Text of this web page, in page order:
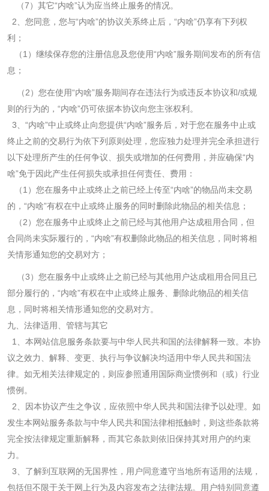
（7）其它“内啥”认为应当终止服务的情况。
2 、您同意，您与“内啥”的协议关系终止后，“内啥”仍享有下列权
利；
（1 ）继续保存您的注册信息及您使用“内啥”服务期间发布的所有信
息；
（2）您在使用“内啥”服务期间存在违法行为或违反本协议和/或规
则的行为的，“内啥”仍可依据本协议向您主张权利。
3 、“内啥”中止或终止向您提供“内啥”服务后，对于您在服务中止或
终止之前的交易行为依下列原则处理，您应独力处理并完全承担进行
以下处理所产生的任何争议、损失或增加的任何费用，并应确保“内
啥”免于因此产生任何损失或承担任何责任、费用：
（1 ）您在服务中止或终止之前已经上传至“内啥”的物品尚未交易
的，“内啥”有权在中止或终止服务的同时删除此物品的相关信息；
（2）您在服务中止或终止之前已经与其他用户达成租用合同，但
合同尚未实际履行的，“内啥”有权删除此物品的相关信息，同时将相
关情形通知您的交易对方；
（3）您在服务中止或终止之前已经与其他用户达成租用合同且已
部分履行的，“内啥”有权在中止或终止服务、删除此物品的相关信
息，同时将相关情形通知您的交易对方。
九、法律适用、管辖与其它
1
、本网站信息服务条款要与中华人民共和国的法律解释一致。本协
议之效力、解释、变更、执行与争议解决均适用中华人民共和国法
律。如无相关法律规定的，则应参照通用国际商业惯例和（或）行业
惯例。
2 、因本协议产生之争议，应依照中华人民共和国法律予以处理。如
发生本网站服务条款与中华人民共和国法律相抵触时，则这些条款将
完全按法律规定重新解释，而其它条款则依旧保持其对用户的约束
力。
3 、了解到互联网的无国界性，用户同意遵守当地所有适用的法规，
包括但不限于关于网上行为及内容发布之法律法规。用户特别同意遵